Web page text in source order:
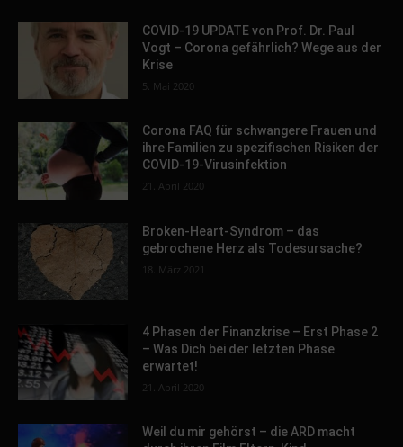
COVID-19 UPDATE von Prof. Dr. Paul
Vogt – Corona gefährlich? Wege aus der
Krise
5. Mai 2020
Corona FAQ für schwangere Frauen und
ihre Familien zu spezifischen Risiken der
COVID-19-Virusinfektion
21. April 2020
Broken-Heart-Syndrom – das
gebrochene Herz als Todesursache?
18. März 2021
4 Phasen der Finanzkrise – Erst Phase 2
– Was Dich bei der letzten Phase
erwartet!
21. April 2020
Weil du mir gehörst – die ARD macht